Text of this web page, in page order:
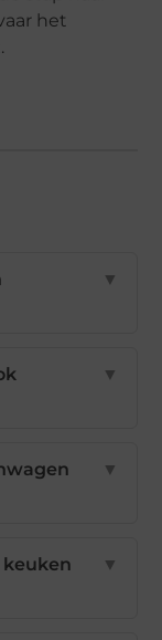
het
▼
▼
▼
▼